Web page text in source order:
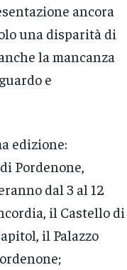
ancora
una disparità di
la mancanza
e
edizione:
Pordenone,
dal 3 al 12
il Castello di
il Palazzo